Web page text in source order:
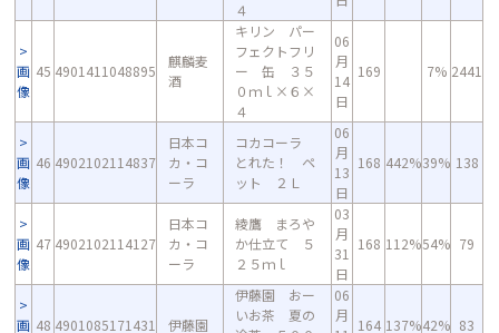
４
画
像
45 4901411048895
麒麟麦
酒
キリン パー
フェクトフリ
ー 缶 ３５
０ｍｌ×６×
４
06
月
14
日
169 7% 2441
画
像
46 4902102114837
日本コ
カ・コ
ーラ
コカコーラ
とれた！ ペ
ット ２Ｌ
06
月
13
日
168 442%39% 138
画
像
47 4902102114127
日本コ
カ・コ
ーラ
綾鷹 まろや
か仕立て ５
２５ｍｌ
03
月
31
日
168 112%54% 79
画 48 4901085171431 伊藤園
伊藤園 おー
いお茶 夏の
06
月
164 137%42% 83